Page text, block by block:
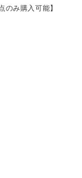
のみ購入可能】